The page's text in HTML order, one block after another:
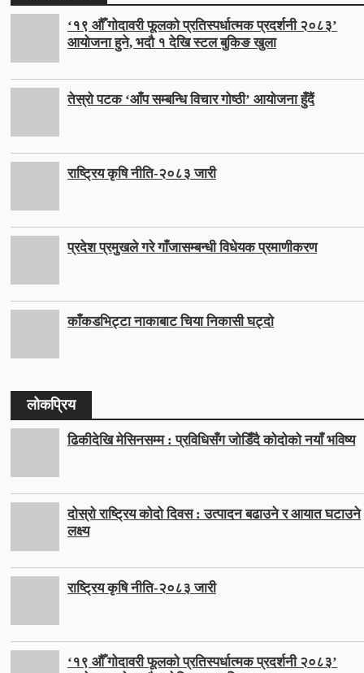
‘१९ औँ गोदावरी फूलको प्रतिस्पर्धात्मक प्रदर्शनी २०८३’
आयोजना हुने, भदौ १ देखि स्टल बुकिङ खुला
तेस्रो पटक ‘आँप सम्बन्धि विचार गोष्ठी’ आयोजना हुँदैं
राष्ट्रिय कृषि नीति-२०८३ जारी
प्रदेश प्रमुखले गरे गाँजासम्बन्धी विधेयक प्रमाणीकरण
काँकडभिट्टा नाकाबाट चिया निकासी घट्दो
लोकप्रिय
ढिकीदेखि मेसिनसम्म : प्रविधिसँग जोडिँदै कोदोको नयाँ भविष्य
दोस्रो राष्ट्रिय कोदो दिवस : उत्पादन बढाउने र आयात घटाउने
लक्ष्य
राष्ट्रिय कृषि नीति-२०८३ जारी
‘१९ औँ गोदावरी फूलको प्रतिस्पर्धात्मक प्रदर्शनी २०८३’